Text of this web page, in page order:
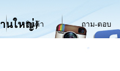
สินค้า ถาม-ตอบ